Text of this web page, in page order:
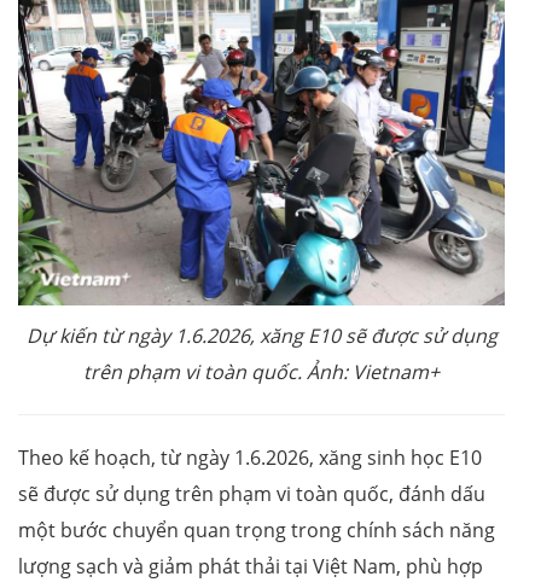
Dự kiến từ ngày 1.6.2026, xăng E10 sẽ được sử dụng
trên phạm vi toàn quốc. Ảnh: Vietnam+
Theo kế hoạch, từ ngày 1.6.2026, xăng sinh học E10
sẽ được sử dụng trên phạm vi toàn quốc, đánh dấu
một bước chuyển quan trọng trong chính sách năng
lượng sạch và giảm phát thải tại Việt Nam, phù hợp